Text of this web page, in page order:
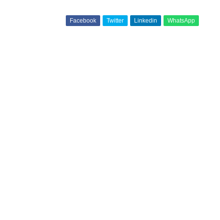
Facebook Twitter Linkedin WhatsApp